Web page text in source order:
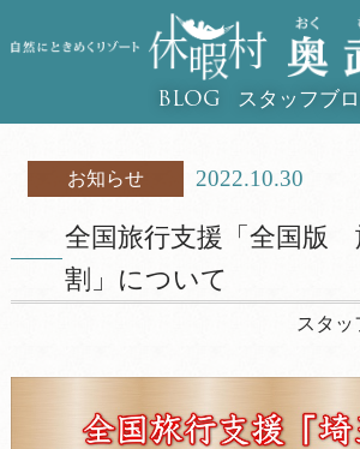
BLOG スタッフブ
お知らせ 2022.10.30
全国旅行支援「全国版
割」について
スタッ